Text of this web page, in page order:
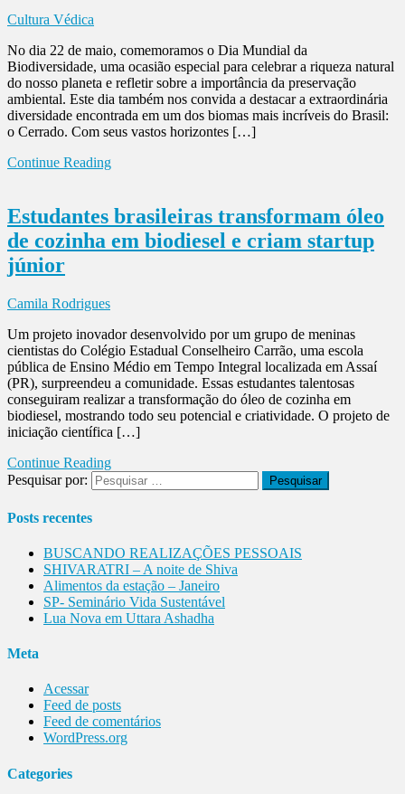
Cultura Védica
No dia 22 de maio, comemoramos o Dia Mundial da
Biodiversidade, uma ocasião especial para celebrar a riqueza natural
do nosso planeta e refletir sobre a importância da preservação
ambiental. Este dia também nos convida a destacar a extraordinária
diversidade encontrada em um dos biomas mais incríveis do Brasil:
o Cerrado. Com seus vastos horizontes […]
Continue Reading
Estudantes brasileiras transformam óleo
de cozinha em biodiesel e criam startup
júnior
Camila Rodrigues
Um projeto inovador desenvolvido por um grupo de meninas
cientistas do Colégio Estadual Conselheiro Carrão, uma escola
pública de Ensino Médio em Tempo Integral localizada em Assaí
(PR), surpreendeu a comunidade. Essas estudantes talentosas
conseguiram realizar a transformação do óleo de cozinha em
biodiesel, mostrando todo seu potencial e criatividade. O projeto de
iniciação científica […]
Continue Reading
Pesquisar por:
Posts recentes
BUSCANDO REALIZAÇÕES PESSOAIS
SHIVARATRI – A noite de Shiva
Alimentos da estação – Janeiro
SP- Seminário Vida Sustentável
Lua Nova em Uttara Ashadha
Meta
Acessar
Feed de posts
Feed de comentários
WordPress.org
Categories